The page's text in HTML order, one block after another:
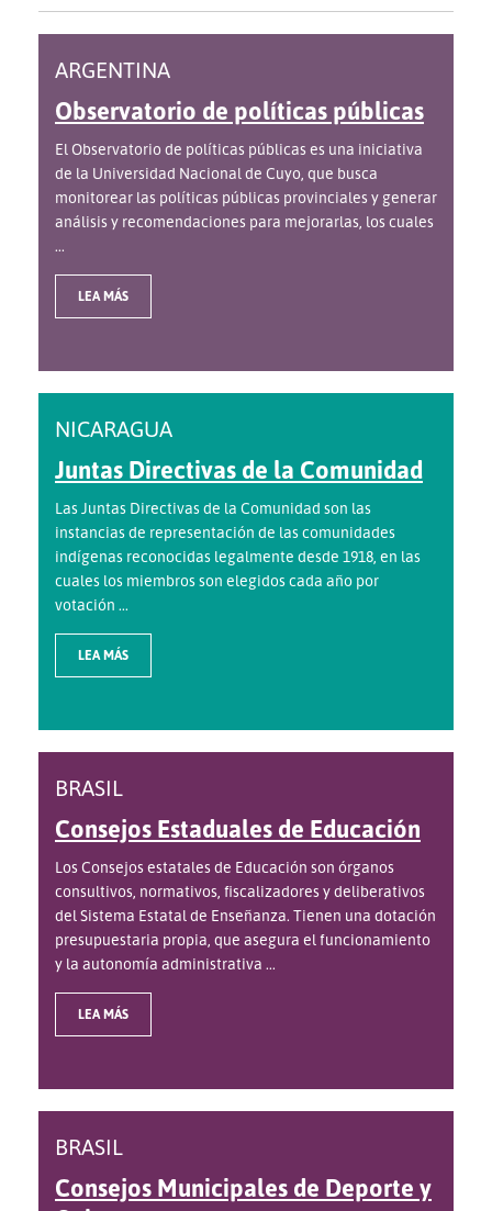
ARGENTINA
Observatorio de políticas públicas
El Observatorio de políticas públicas es una iniciativa
de la Universidad Nacional de Cuyo, que busca
monitorear las políticas públicas provinciales y generar
análisis y recomendaciones para mejorarlas, los cuales
...
LEA MÁS
NICARAGUA
Juntas Directivas de la Comunidad
Las Juntas Directivas de la Comunidad son las
instancias de representación de las comunidades
indígenas reconocidas legalmente desde 1918, en las
cuales los miembros son elegidos cada año por
votación ...
LEA MÁS
BRASIL
Consejos Estaduales de Educación
Los Consejos estatales de Educación son órganos
consultivos, normativos, fiscalizadores y deliberativos
del Sistema Estatal de Enseñanza. Tienen una dotación
presupuestaria propia, que asegura el funcionamiento
y la autonomía administrativa ...
LEA MÁS
BRASIL
Consejos Municipales de Deporte y